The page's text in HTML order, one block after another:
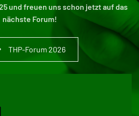
und freuen uns schon jetzt auf das
nächste Forum!
THP-Forum 2026